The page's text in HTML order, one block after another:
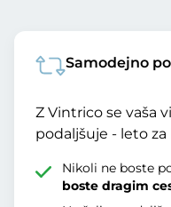
Samodejno
Z Vintrico se vaša
podaljšuje - leto
Nikoli ne boste
boste dragim